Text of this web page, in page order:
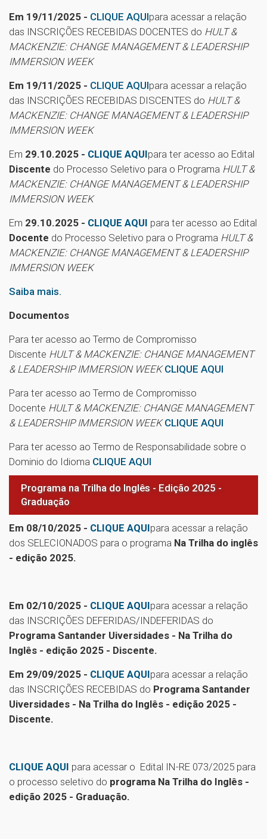
Em 19/11/2025 - CLIQUE AQUIpara acessar a relação
das INSCRIÇÕES RECEBIDAS DOCENTES do HULT &
MACKENZIE: CHANGE MANAGEMENT & LEADERSHIP
IMMERSION WEEK
Em 19/11/2025 - CLIQUE AQUIpara acessar a relação
das INSCRIÇÕES RECEBIDAS DISCENTES do HULT &
MACKENZIE: CHANGE MANAGEMENT & LEADERSHIP
IMMERSION WEEK
Em 29.10.2025 - CLIQUE AQUIpara ter acesso ao Edital
Discente do Processo Seletivo para o Programa HULT &
MACKENZIE: CHANGE MANAGEMENT & LEADERSHIP
IMMERSION WEEK
Em 29.10.2025 - CLIQUE AQUI para ter acesso ao Edital
Docente do Processo Seletivo para o Programa HULT &
MACKENZIE: CHANGE MANAGEMENT & LEADERSHIP
IMMERSION WEEK
Saiba mais.
Documentos
Para ter acesso ao Termo de Compromisso
Discente HULT & MACKENZIE: CHANGE MANAGEMENT
& LEADERSHIP IMMERSION WEEK CLIQUE AQUI
Para ter acesso ao Termo de Compromisso
Docente HULT & MACKENZIE: CHANGE MANAGEMENT
& LEADERSHIP IMMERSION WEEKCLIQUE AQUI
Para ter acesso ao Termo de Responsabilidade sobre o
Dominio do Idioma CLIQUE AQUI
Programa na Trilha do Inglês - Edição 2025 -
Graduação
Em 08/10/2025 - CLIQUE AQUIpara acessar a relação
dos SELECIONADOS para o programa Na Trilha do inglês
- edição 2025.
Em 02/10/2025 - CLIQUE AQUIpara acessar a relação
das INSCRIÇÕES DEFERIDAS/INDEFERIDAS do
Programa Santander Uiversidades - Na Trilha do
Inglês - edição 2025 - Discente.
Em 29/09/2025 - CLIQUE AQUIpara acessar a relação
das INSCRIÇÕES RECEBIDAS do Programa Santander
Uiversidades - Na Trilha do Inglês - edição 2025 -
Discente.
CLIQUE AQUI para acessar o Edital IN-RE 073/2025 para
o processo seletivo do programa Na Trilha do Inglês -
edição 2025 - Graduação.